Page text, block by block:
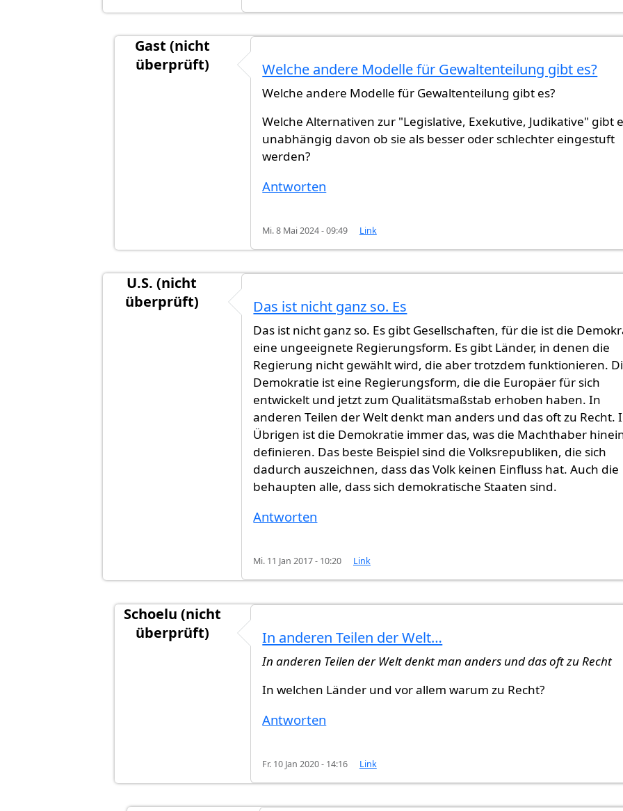
Gast (nicht
überprüft)
schonmal was von nordkoreavonGast (nicht überprüft)
Welche andere Modelle für Gewaltenteilung gibt es?
Welche andere Modelle für Gewaltenteilung gibt es?
Welche Alternativen zur "Legislative, Exekutive, Judikative" gibt
unabhängig davon ob sie als besser oder schlechter eingestuft
werden?
Antworten
Mi. 8 Mai 2024 - 09:49 Link
U.S. (nicht
überprüft)
Nein!! DIE GANZE WELTvonSenad (nicht überprüft)
Das ist nicht ganz so. Es
Das ist nicht ganz so. Es gibt Gesellschaften, für die ist die
eine ungeeignete Regierungsform. Es gibt Länder, in denen die
Regierung nicht gewählt wird, die aber trotzdem funktionieren.
Demokratie ist eine Regierungsform, die die Europäer für sich
entwickelt und jetzt zum Qualitätsmaßstab erhoben haben. In
anderen Teilen der Welt denkt man anders und das oft zu Recht.
Übrigen ist die Demokratie immer das, was die Machthaber
definieren. Das beste Beispiel sind die Volksrepubliken, die sich
dadurch auszeichnen, dass das Volk keinen Einfluss hat. Auch die
behaupten alle, dass sich demokratische Staaten sind.
Antworten
Mi. 11 Jan 2017 - 10:20 Link
Schoelu (nicht
überprüft)
Das ist nicht ganz so. EsvonU.S. (nicht überprüft)
In anderen Teilen der Welt…
In anderen Teilen der Welt denkt man anders und das oft zu Recht
In welchen Länder und vor allem warum zu Recht?
Antworten
Fr. 10 Jan 2020 - 14:16 Link